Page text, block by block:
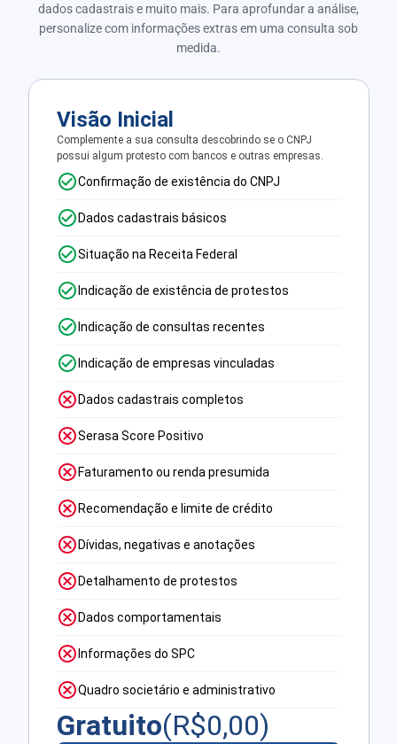
dados cadastrais e muito mais. Para aprofundar a análise,
personalize com informações extras em uma consulta sob
medida.
Visão Inicial
Complemente a sua consulta descobrindo se o CNPJ
possui algum protesto com bancos e outras empresas.
Confirmação de existência do CNPJ
Dados cadastrais básicos
Situação na Receita Federal
Indicação de existência de protestos
Indicação de consultas recentes
Indicação de empresas vinculadas
Dados cadastrais completos
Serasa Score Positivo
Faturamento ou renda presumida
Recomendação e limite de crédito
Dívidas, negativas e anotações
Detalhamento de protestos
Dados comportamentais
Informações do SPC
Quadro societário e administrativo
Gratuito(R$0,00)